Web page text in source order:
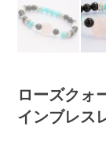
ローズクォ
インブレス